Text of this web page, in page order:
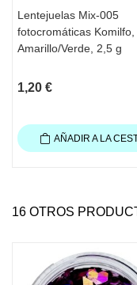
Lentejuelas Mix-005
fotocromáticas Komilfo,
Amarillo/Verde, 2,5 g
1,20 €
AÑADIR A LA
16 OTROS